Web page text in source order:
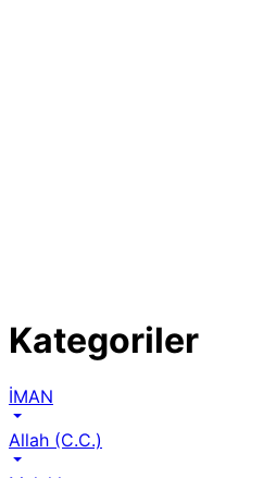
Kategoriler
İMAN
Allah (C.C.)